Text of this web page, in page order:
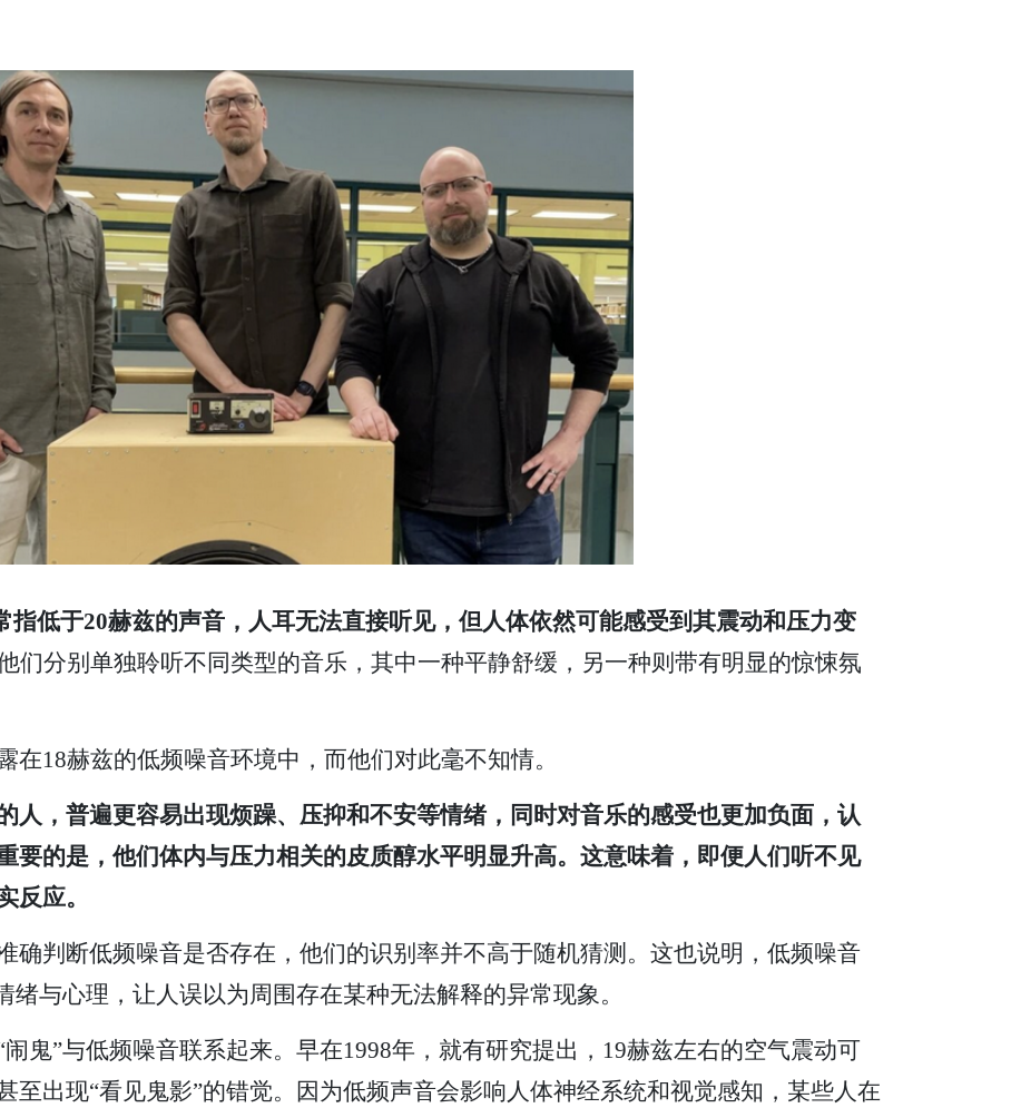
低于20赫兹的声音，人耳无法直接听见，但人体依然可能感受到其震动和压力变
们分别单独聆听不同类型的音乐，其中一种平静舒缓，另一种则带有明显的惊悚氛
18赫兹的低频噪音环境中，而他们对此毫不知情。
人，普遍更容易出现烦躁、压抑和不安等情绪，同时对音乐的感受也更加负面，认
要的是，他们体内与压力相关的皮质醇水平明显升高。这意味着，即便人们听不见
反应。
确判断低频噪音是否存在，他们的识别率并不高于随机猜测。这也说明，低频噪音
绪与心理，让人误以为周围存在某种无法解释的异常现象。
鬼”与低频噪音联系起来。早在1998年，就有研究提出，19赫兹左右的空气震动可
至出现“看见鬼影”的错觉。因为低频声音会影响人体神经系统和视觉感知，某些人在